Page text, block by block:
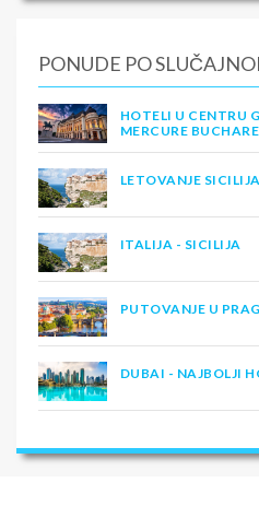
PONUDE PO
HOTELI U CENTRU
MERCURE
LETOVANJE
ITALIJA - SICILIJA
PUTOVANJE U
DUBAI - NAJBOLJI